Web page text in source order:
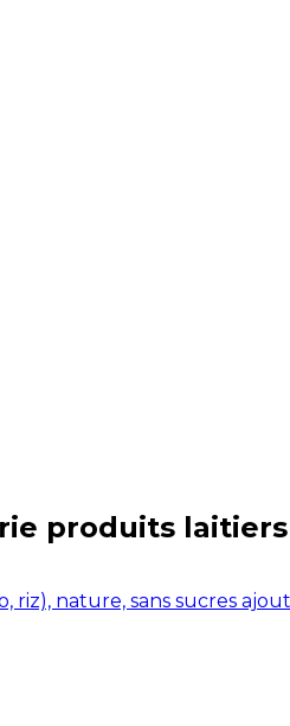
produits laitiers
riz), nature, sans sucres